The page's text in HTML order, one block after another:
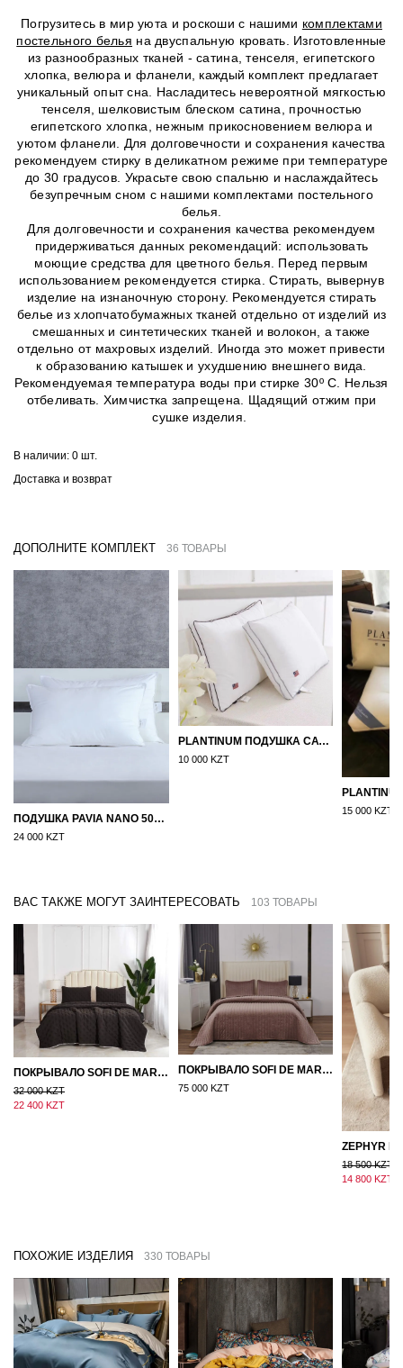
Погрузитесь в мир уюта и роскоши с нашими комплектами
постельного белья на двуспальную кровать. Изготовленные
из разнообразных тканей - сатина, тенселя, египетского
хлопка, велюра и фланели, каждый комплект предлагает
уникальный опыт сна. Насладитесь невероятной мягкостью
тенселя, шелковистым блеском сатина, прочностью
египетского хлопка, нежным прикосновением велюра и
уютом фланели. Для долговечности и сохранения качества
рекомендуем стирку в деликатном режиме при температуре
до 30 градусов. Украсьте свою спальню и наслаждайтесь
безупречным сном с нашими комплектами постельного
белья.
Для долговечности и сохранения качества рекомендуем
придерживаться данных рекомендаций: использовать
моющие средства для цветного белья. Перед первым
использованием рекомендуется стирка. Стирать, вывернув
изделие на изнаночную сторону. Рекомендуется стирать
белье из хлопчатобумажных тканей отдельно от изделий из
смешанных и синтетических тканей и волокон, а также
отдельно от махровых изделий. Иногда это может привести
к образованию катышек и ухудшению внешнего вида.
Рекомендуемая температура воды при стирке 30º C. Нельзя
отбеливать. Химчистка запрещена. Щадящий отжим при
сушке изделия.
В наличии: 0 шт.
Доставка и возврат
ДОПОЛНИТЕ КОМПЛЕКТ 36 ТОВАРЫ
ПОДУШКА PAVIA NANO 50X70
24 000 KZT
PLANTINUM ПОДУШКА САТИН, ШЕЛК 50Х70
10 000 KZT
15 000 KZT
ВАС ТАКЖЕ МОГУТ ЗАИНТЕРЕСОВАТЬ 103 ТОВАРЫ
ПОКРЫВАЛО SOFI DE MARKO 160×220 БРОУДИ ЧЕРНО-БЕЖЕВОЕ
32 000 KZT
22 400 KZT
ПОКРЫВАЛО SOFI DE MARKO ВЕЛЮР 240×260 ФЕРДИНАНД (МОККО)
75 000 KZT
18 500 KZT
14 800 KZT
ПОХОЖИЕ ИЗДЕЛИЯ 330 ТОВАРЫ